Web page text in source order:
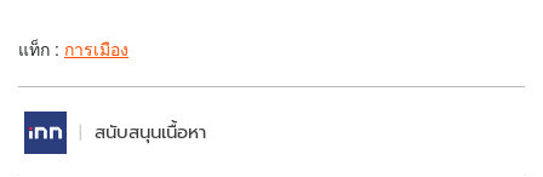
แท็ก : การเมือง
สนับสนุนเนื้อหา